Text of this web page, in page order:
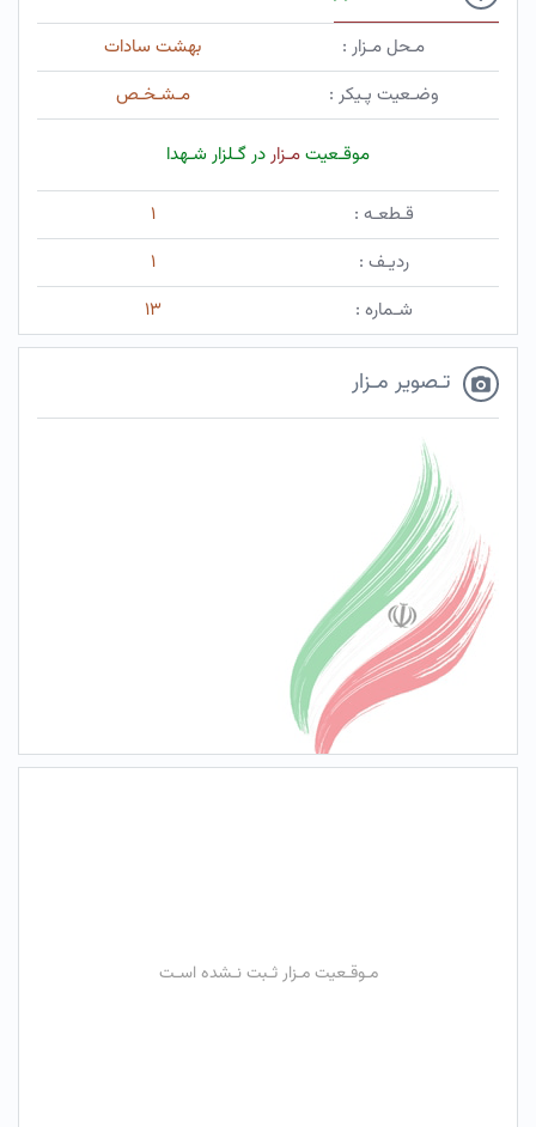
مـحل مـزار :
بهشت سادات
وضـعیت پـیکر :
مـشـخـص
موقـعیتمـزاردر گـلزار شـهدا
قـطعـه :
۱
ردیـف :
۱
شـماره :
۱۳
تـصویر مـزار
مـوقـعیت مـزار ثـبت نـشده اسـت